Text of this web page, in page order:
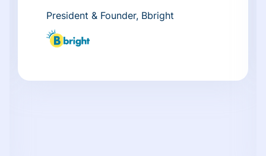
President & Founder, Bbright